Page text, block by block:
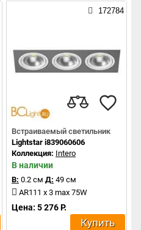
172784
Встраиваемый светильник
Lightstar i839060606
Коллекция: Intero
В наличии
В: 0.2 см Д: 49 см
AR111 x 3 max 75W
Цена: 5 276 Р.
Купить